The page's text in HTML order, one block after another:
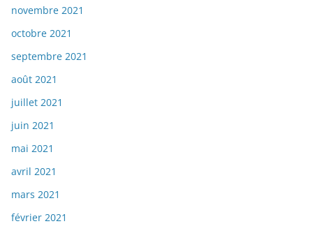
novembre 2021
octobre 2021
septembre 2021
août 2021
juillet 2021
juin 2021
mai 2021
avril 2021
mars 2021
février 2021